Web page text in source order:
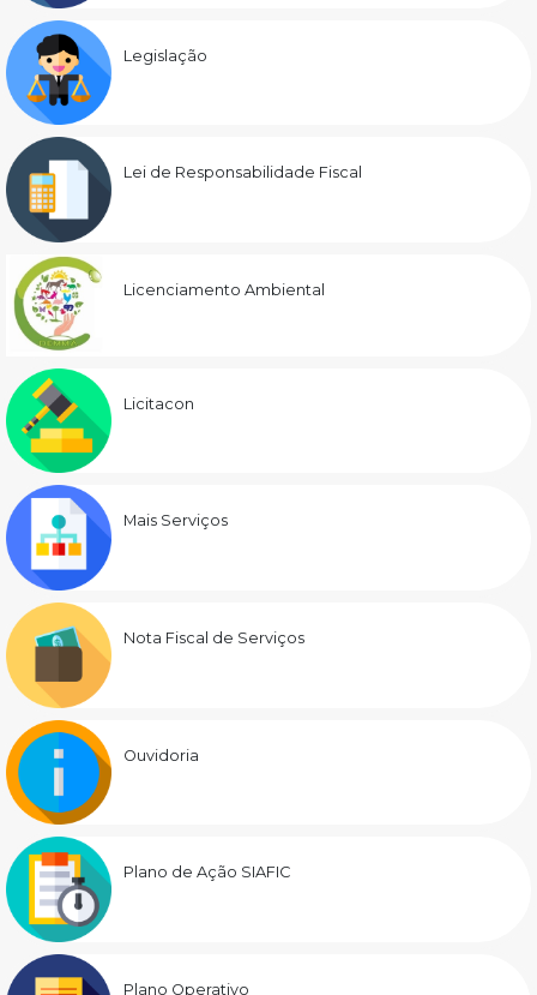
Legislação
Lei de Responsabilidade Fiscal
Licenciamento Ambiental
Licitacon
Mais Serviços
Nota Fiscal de Serviços
Ouvidoria
Plano de Ação SIAFIC
Plano Operativo